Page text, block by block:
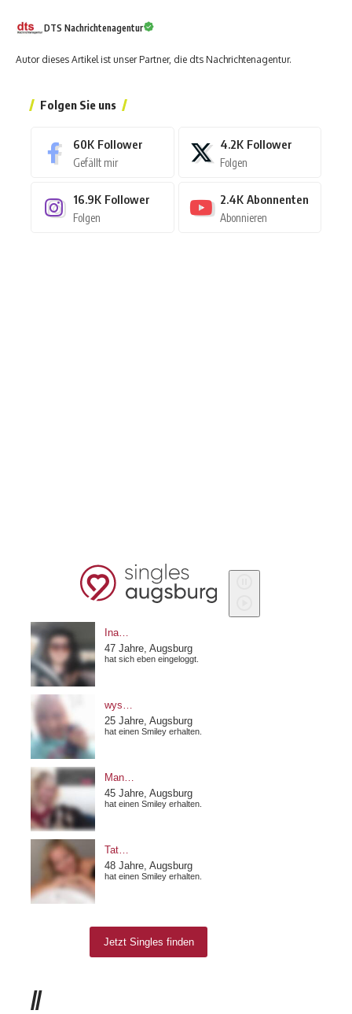
DTS Nachrichtenagentur
Autor dieses Artikel ist unser Partner, die dts Nachrichtenagentur.
Folgen Sie uns
60K Follower
Gefällt mir
4.2K Follower
Folgen
16.9K Follower
Folgen
2.4K Abonnenten
Abonnieren
//